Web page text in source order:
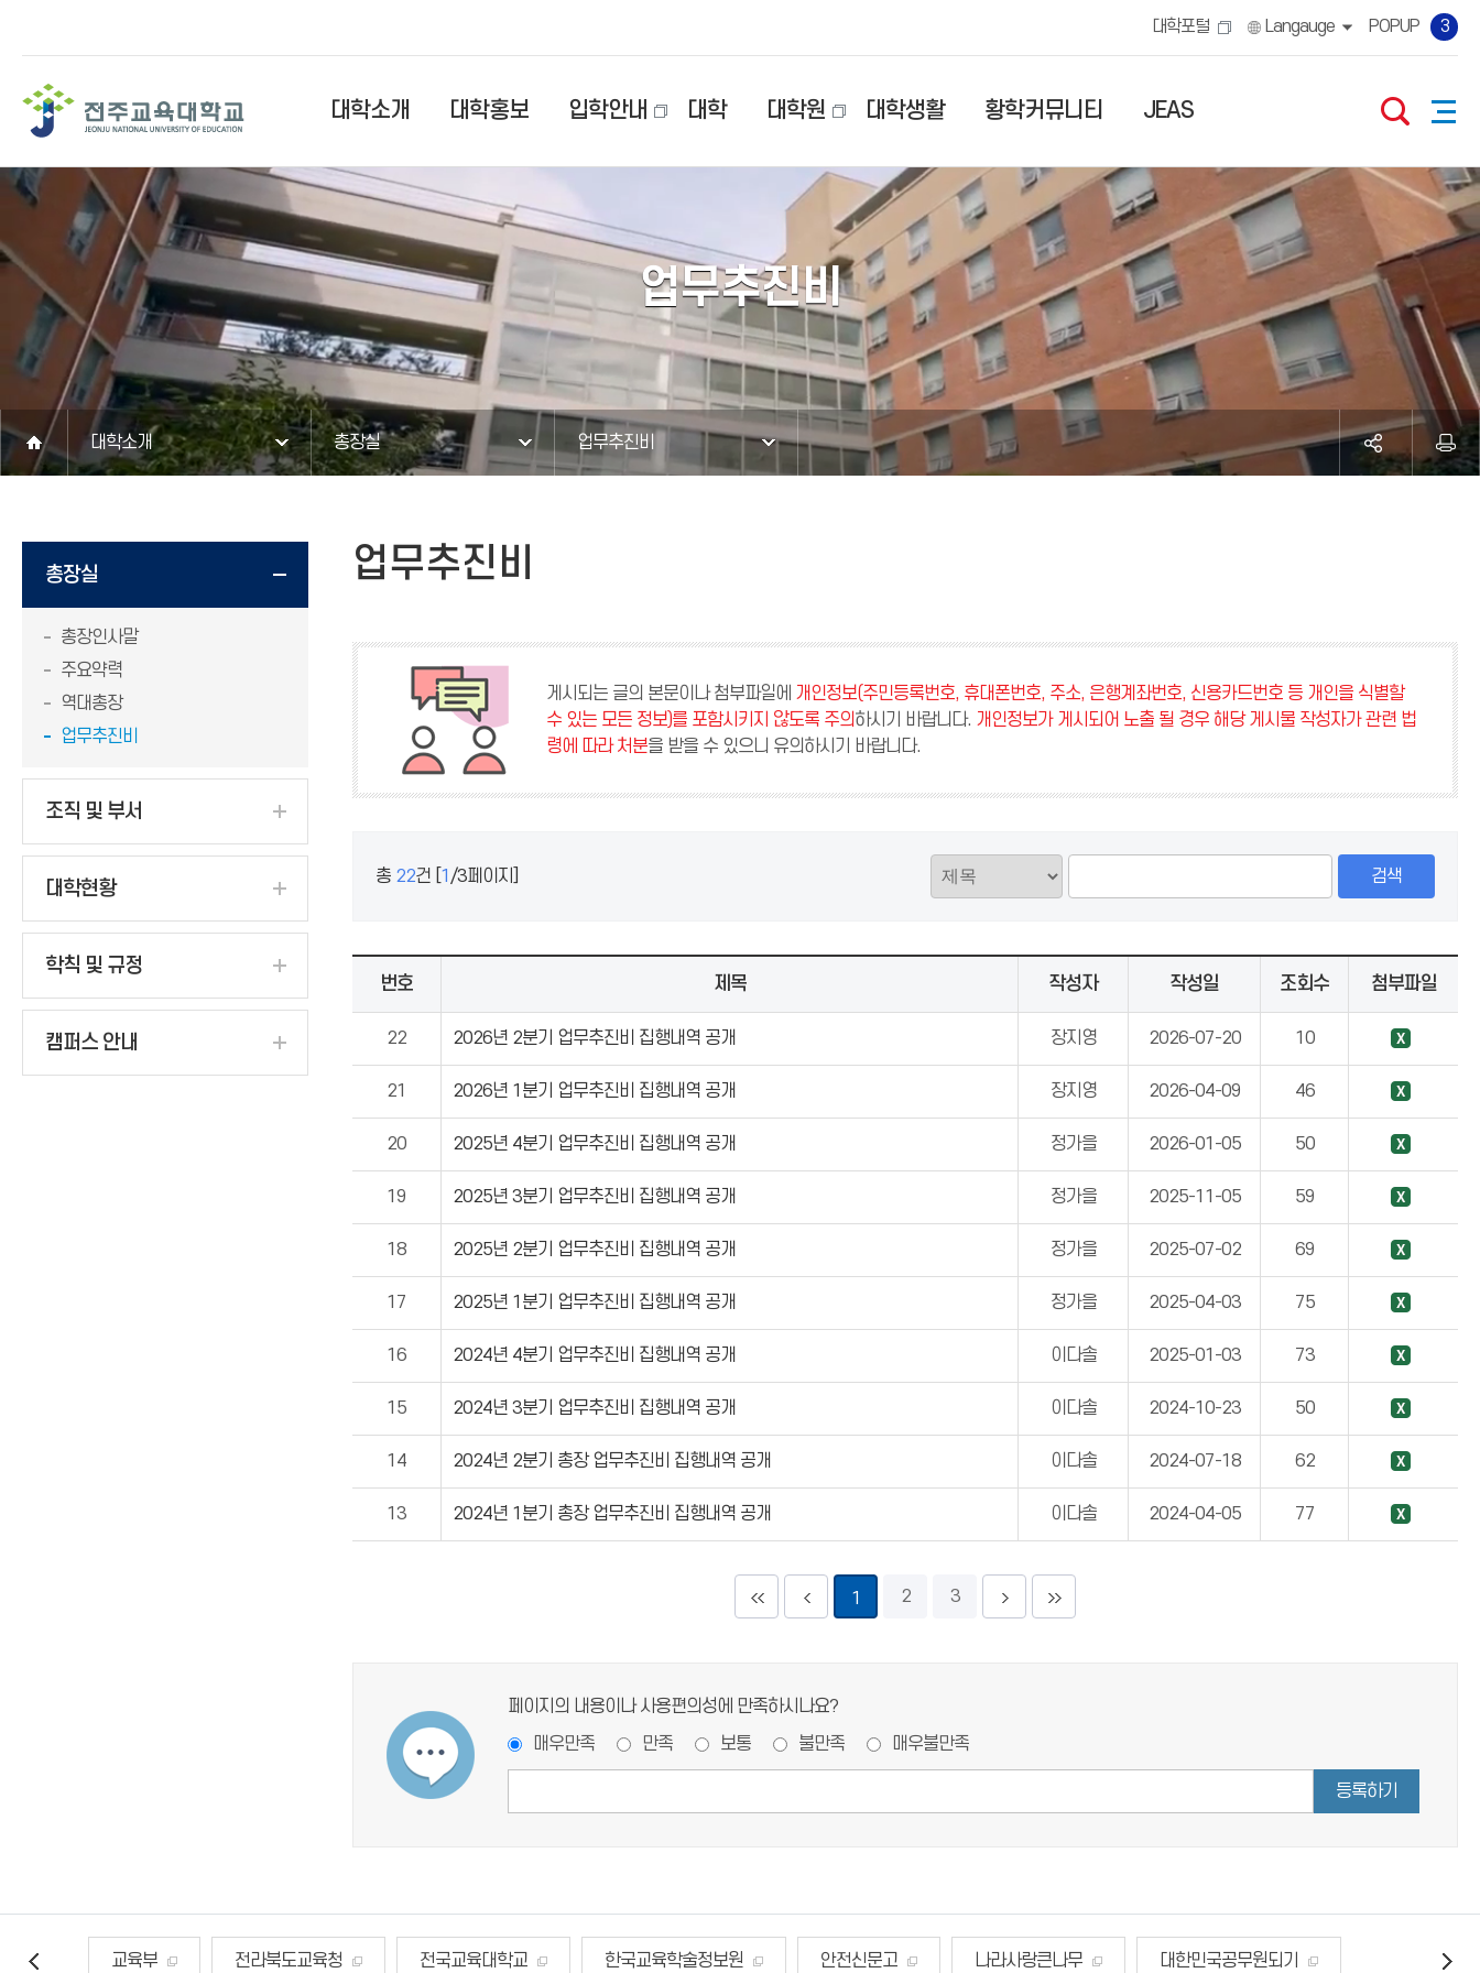
대학포털 Langauge POPUP 3
대학소개 대학홍보 입학안내 대학 대학원 대학생활 황학커뮤니티 JEAS
업무추진비
대학소개 총장실 업무추진비
총장실
총장인사말
주요약력
역대총장
업무추진비
조직 및 부서
대학현황
학칙 및 규정
캠퍼스 안내
업무추진비
게시되는 글의 본문이나 첨부파일에 개인정보(주민등록번호, 휴대폰번호, 주소, 은행계좌번호, 신용카드번호 등 개인을 식별할
수 있는 모든 정보)를 포함시키지 않도록 주의하시기 바랍니다. 개인정보가 게시되어 노출 될 경우 해당 게시물 작성자가 관련 법
령에 따라 처분을 받을 수 있으니 유의하시기 바랍니다.
총 22건 [ 1 /3 페이지] 검색
번호 제목 작성자 작성일 조회수 첨부파일
22 2026년 2분기 업무추진비 집행내역 공개 장지영 2026-07-20 10
21 2026년 1분기 업무추진비 집행내역 공개 장지영 2026-04-09 46
20 2025년 4분기 업무추진비 집행내역 공개 정가을 2026-01-05 50
19 2025년 3분기 업무추진비 집행내역 공개 정가을 2025-11-05 59
18 2025년 2분기 업무추진비 집행내역 공개 정가을 2025-07-02 69
17 2025년 1분기 업무추진비 집행내역 공개 정가을 2025-04-03 75
16 2024년 4분기 업무추진비 집행내역 공개 이다솔 2025-01-03 73
15 2024년 3분기 업무추진비 집행내역 공개 이다솔 2024-10-23 50
14 2024년 2분기 총장 업무추진비 집행내역 공개 이다솔 2024-07-18 62
13 2024년 1분기 총장 업무추진비 집행내역 공개 이다솔 2024-04-05 77
1 2 3
페이지의 내용이나 사용편의성에 만족하시나요?
매우만족
만족 보통 불만족 매우불만족
등록하기
교육부 전라북도교육청 전국교육대학교 한국교육학술정보원 안전신문고 나라사랑큰나무 대한민국공무원되기